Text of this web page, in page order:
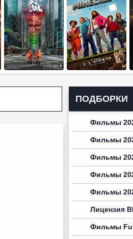
ПОДБОРКИ
Фильмы
Фильмы
Фильмы
Фильмы
Фильмы
Лицензия
Фильмы